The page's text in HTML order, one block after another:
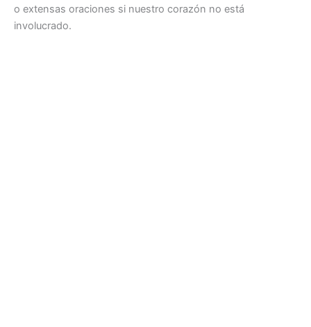
o extensas oraciones si nuestro corazón no está
involucrado.